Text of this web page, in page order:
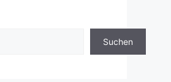
Suchen